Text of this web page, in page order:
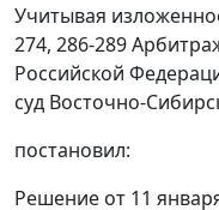
Учитывая
274, 286-289
Российской
суд Восточно-
постановил:
Решение от 11